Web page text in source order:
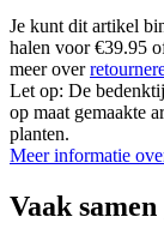
Je kunt dit artikel
halen voor €39.95
meer over
Let op: De
op maat gemaakte
planten.
Meer informatie
Vaak